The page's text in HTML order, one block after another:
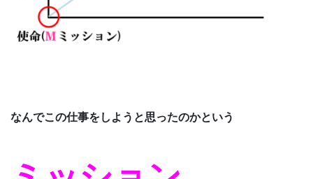
なんでこの仕事をしようと思ったのかという